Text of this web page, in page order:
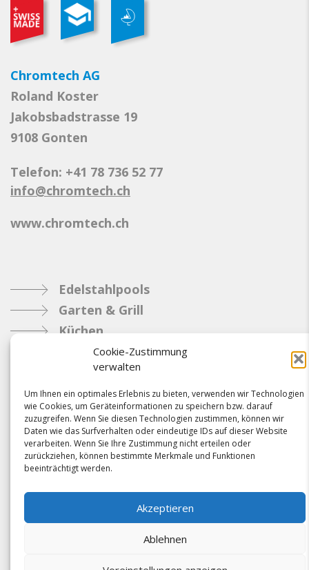
Cookie-Zustimmung
verwalten
Um Ihnen ein optimales Erlebnis zu bieten, verwenden wir Technologien
wie Cookies, um Geräteinformationen zu speichern bzw. darauf
zuzugreifen. Wenn Sie diesen Technologien zustimmen, können wir
Daten wie das Surfverhalten oder eindeutige IDs auf dieser Website
verarbeiten. Wenn Sie Ihre Zustimmung nicht erteilen oder
zurückziehen, können bestimmte Merkmale und Funktionen
beeinträchtigt werden.
Akzeptieren
Ablehnen
Chromtech AG
Roland Koster
Jakobsbadstrasse 19
9108 Gonten
Telefon: +41 78 736 52 77
info@chromtech.ch
www.chromtech.ch
Edelstahlpools
Garten & Grill
Küchen
Metallbau
Industrie
Referenzen
News
Samacostyle.ch
Impressum
Kontakt
AGBs & Verbindlichkeiten